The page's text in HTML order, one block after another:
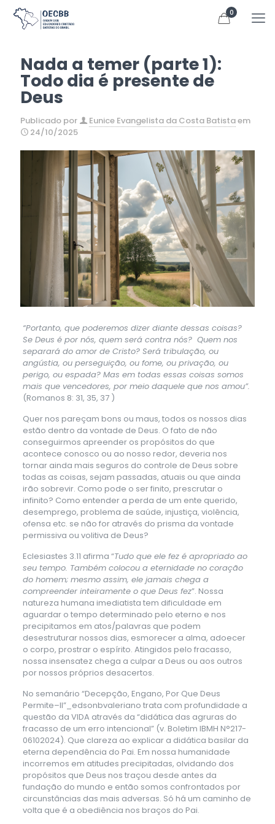
0
Nada a temer (parte 1):
Todo dia é presente de
Deus
Publicado por Eunice Evangelista da Costa Batistaem
24/10/2025
“Portanto, que poderemos dizer diante dessas coisas?
Se Deus é por nós, quem será contra nós? Quem nos
separará do amor de Cristo? Será tribulação, ou
angústia, ou perseguição, ou fome, ou privação, ou
perigo, ou espada? Mas em todas essas coisas somos
mais que vencedores, por meio daquele que nos amou”.
(Romanos 8: 31, 35, 37 )
Quer nos pareçam bons ou maus, todos os nossos dias
estão dentro da vontade de Deus. O fato de não
conseguirmos apreender os propósitos do que
acontece conosco ou ao nosso redor, deveria nos
tornar ainda mais seguros do controle de Deus sobre
todas as coisas, sejam passadas, atuais ou que ainda
irão sobrevir. Como pode o ser finito, prescrutar o
infinito? Como entender a perda de um ente querido,
desemprego, problema de saúde, injustiça, violência,
ofensa etc. se não for através do prisma da vontade
permissiva ou volitiva de Deus?
Eclesiastes 3.11 afirma “Tudo que ele fez é apropriado ao
seu tempo. Também colocou a eternidade no coração
do homem; mesmo assim, ele jamais chega a
compreender inteiramente o que Deus fez”. Nossa
natureza humana imediatista tem dificuldade em
aguardar o tempo determinado pelo eterno e nos
precipitamos em atos/palavras que podem
desestruturar nossos dias, esmorecer a alma, adoecer
o corpo, prostrar o espírito. Atingidos pelo fracasso,
nossa insensatez chega a culpar a Deus ou aos outros
por nossos próprios desacertos.
No semanário “Decepção, Engano, Por Que Deus
Permite–II”_edsonbvaleriano trata com profundidade a
questão da VIDA através da “didática das agruras do
fracasso de um erro intencional” (v. Boletim IBMH N°217-
06102024). Que clareza ao explicar a didática basilar da
eterna dependência do Pai. Em nossa humanidade
incorremos em atitudes precipitadas, olvidando dos
propósitos que Deus nos traçou desde antes da
fundação do mundo e então somos confrontados por
circunstâncias das mais adversas. Só há um caminho de
volta que é a obediência nos braços do Pai.